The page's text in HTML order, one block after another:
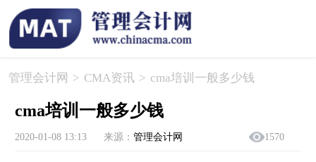
管理会计网 > CMA资讯 > cma培训一般多少钱
cma培训一般多少钱
2020-01-08 13:13 来源： 管理会计网 1570